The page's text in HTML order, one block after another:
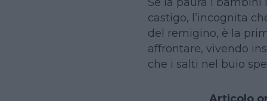
castigo, l’incognita
del remigino, è la
affrontare, vivendo
che i salti nel buio
Articolo